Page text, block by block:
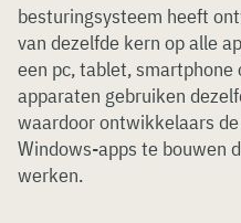
besturingsysteem heeft
van dezelfde kern op alle
een pc, tablet, smartphone
apparaten gebruiken
waardoor ontwikkelaars
Windows-apps te bouwen
werken.